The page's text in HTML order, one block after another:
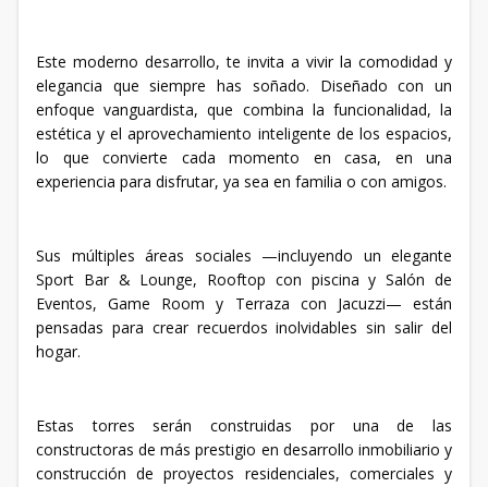
Este moderno desarrollo, te invita a vivir la comodidad y
elegancia que siempre has soñado. Diseñado con un
enfoque vanguardista, que combina la funcionalidad, la
estética y el aprovechamiento inteligente de los espacios,
lo que convierte cada momento en casa, en una
experiencia para disfrutar, ya sea en familia o con amigos.
Sus múltiples áreas sociales —incluyendo un elegante
Sport Bar & Lounge, Rooftop con piscina y Salón de
Eventos, Game Room y Terraza con Jacuzzi— están
pensadas para crear recuerdos inolvidables sin salir del
hogar.
Estas torres serán construidas por una de las
constructoras de más prestigio en desarrollo inmobiliario y
construcción de proyectos residenciales, comerciales y